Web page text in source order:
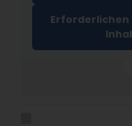
Erforderlichen